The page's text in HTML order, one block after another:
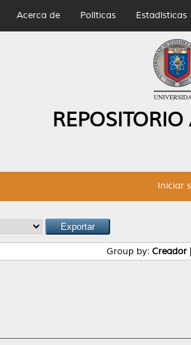
Acerca de Políticas Estadísticas
Iniciar
Group by: Creador